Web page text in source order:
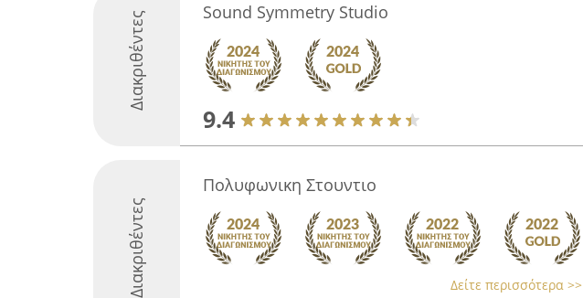
Διακριθέντες Sound Symmetry Studio
9.4
Διακριθέντες
Πολυφωνικη Στουντιο
Δείτε περισσότερα >>